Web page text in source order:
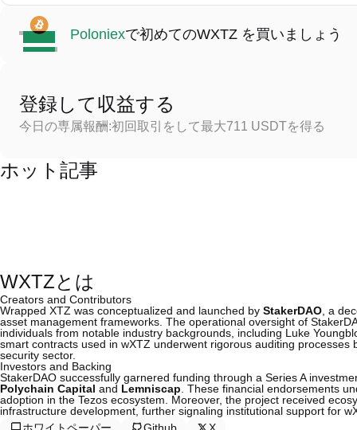
Poloniexで初めてのWXTZ を買いましょう
登録して収益する
今日の専属報酬:初回取引をして最大711 USDTを得る
ホット記事
WXTZとは
Creators and Contributors
Wrapped XTZ was conceptualized and launched by StakerDAO , a
asset management frameworks. The operational oversight of
individuals from notable industry backgrounds, including Luke
smart contracts used in wXTZ underwent rigorous auditing
security sector.
Investors and Backing
StakerDAO successfully garnered funding through a Series A
Polychain Capital and Lemniscap . These financial endorsements
adoption in the Tezos ecosystem. Moreover, the project received
infrastructure development, further signaling institutional support for